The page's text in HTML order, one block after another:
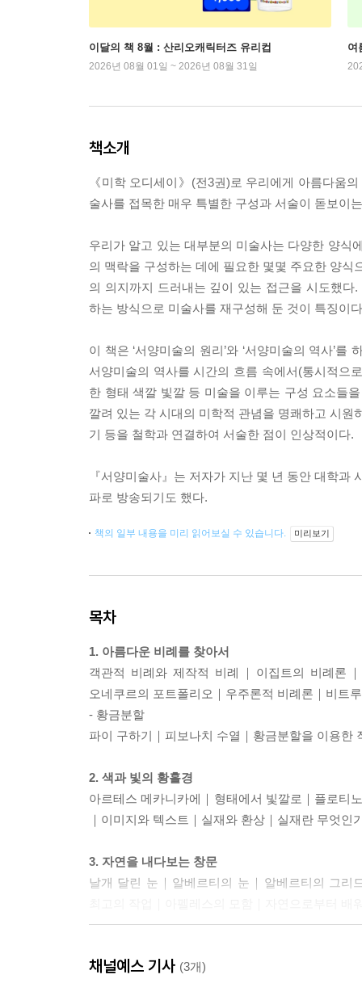
이달의 책 8월 : 산리오캐릭터즈 유리컵
2026년 08월 01일 ~ 2026년 08월 31일
여
책소개
《미학 오디세이》(전3권)로 우리에게 아름다움
술사를 접목한 매우 특별한 구성과 서술이 돋보이
우리가 알고 있는 대부분의 미술사는 다양한 양식
의 맥락을 구성하는 데에 필요한 몇몇 주요한 양
의 의지까지 드러내는 깊이 있는 접근을 시도했
하는 방식으로 미술사를 재구성해 둔 것이 특징이
이 책은 ‘서양미술의 원리’와 ‘서양미술의 역사’
서양미술의 역사를 시간의 흐름 속에서(통시적으
한 형태 색깔 빛깔 등 미술을 이루는 구성 요소들
깔려 있는 각 시대의 미학적 관념을 명쾌하고 시
기 등을 철학과 연결하여 서술한 점이 인상적이다.
『서양미술사』는 저자가 지난 몇 년 동안 대학
파로 방송되기도 했다.
책의 일부 내용을 미리 읽어보실 수 있습니다. 미리보기
목차
1. 아름다운 비례를 찾아서
객관적 비례와 제작적 비례｜이집트의 비례론
오네쿠르의 포트폴리오｜우주론적 비례론｜비트
- 황금분할
파이 구하기｜피보나치 수열｜황금분할을 이용한
2. 색과 빛의 황홀경
아르테스 메카니카에｜형태에서 빛깔로｜플로티
｜이미지와 텍스트｜실재와 환상｜실재란 무엇인
3. 자연을 내다보는 창문
날개 달린 눈｜알베르티의 눈｜알베르티의 그
원근법의 탄생｜다 빈치의 노트북｜원근법의 붕
채널예스 기사 (3개)